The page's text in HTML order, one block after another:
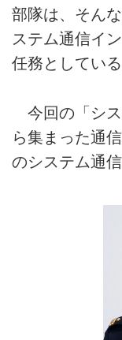
部隊は、そん
ステム通信イ
任務としている
今回の「シ
ら集まった通
のシステム通